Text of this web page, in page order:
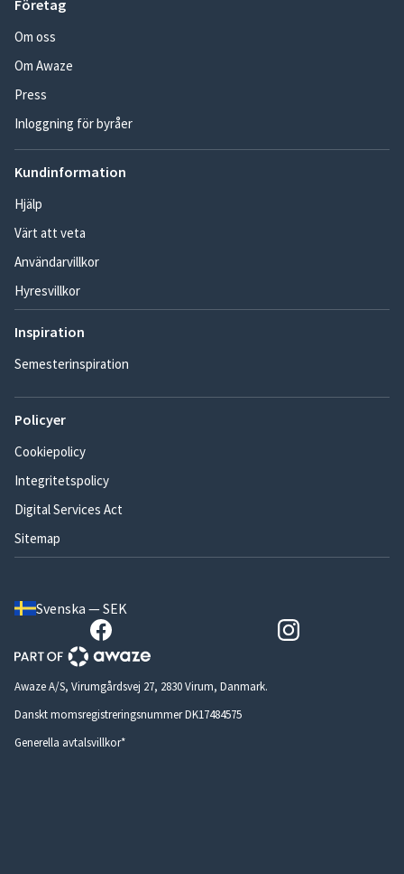
Företag
Om oss
Om Awaze
Press
Inloggning för byråer
Kundinformation
Hjälp
Värt att veta
Användarvillkor
Hyresvillkor
Inspiration
Semesterinspiration
Policyer
Cookiepolicy
Integritetspolicy
Digital Services Act
Sitemap
Svenska — SEK
Awaze A/S, Virumgårdsvej 27, 2830 Virum, Danmark.
Danskt momsregistreringsnummer DK17484575
Generella avtalsvillkor*